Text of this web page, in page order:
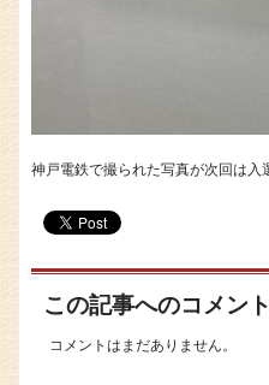
神戸電鉄で撮られた写真が次回は入
この記事へのコメント
コメントはまだありません。